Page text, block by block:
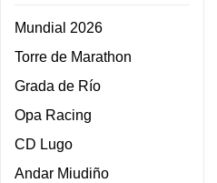
Mundial 2026
Torre de Marathon
Grada de Río
Opa Racing
CD Lugo
Andar Miudiño